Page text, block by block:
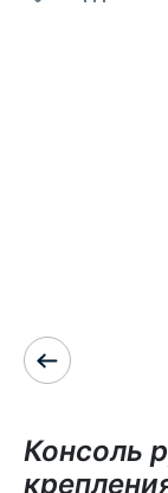
Консоль